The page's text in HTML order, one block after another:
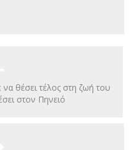
θέσει τέλος στη ζωή του
στον Πηνειό